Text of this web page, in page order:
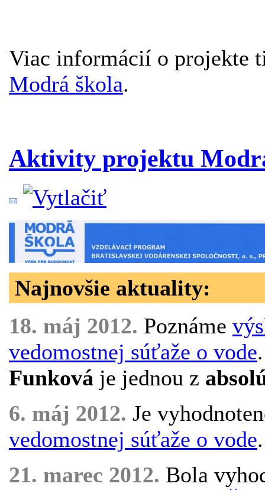
Viac informácií o projekte
Modrá škola.
Aktivity projektu
Najnovšie aktuality:
18. máj 2012. Poznáme
vedomostnej súťaže o vode
Funková je jednou z
6. máj 2012. Je
vedomostnej súťaže o vode.
21. marec 2012. Bola